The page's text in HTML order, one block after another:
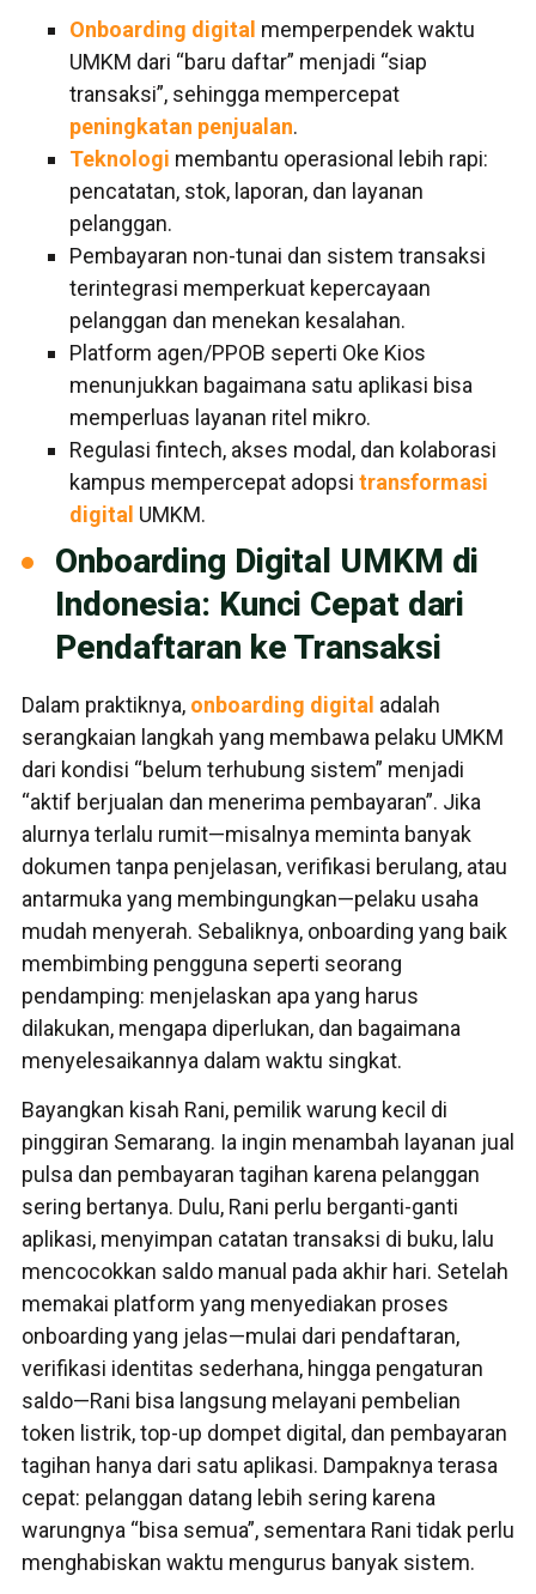
Onboarding digital memperpendek waktu
UMKM dari “baru daftar” menjadi “siap
transaksi”, sehingga mempercepat
peningkatan penjualan.
Teknologi membantu operasional lebih rapi:
pencatatan, stok, laporan, dan layanan
pelanggan.
Pembayaran non-tunai dan sistem transaksi
terintegrasi memperkuat kepercayaan
pelanggan dan menekan kesalahan.
Platform agen/PPOB seperti Oke Kios
menunjukkan bagaimana satu aplikasi bisa
memperluas layanan ritel mikro.
Regulasi fintech, akses modal, dan kolaborasi
kampus mempercepat adopsi transformasi
digital UMKM.
Onboarding Digital UMKM di
Indonesia: Kunci Cepat dari
Pendaftaran ke Transaksi
Dalam praktiknya, onboarding digital adalah
serangkaian langkah yang membawa pelaku UMKM
dari kondisi “belum terhubung sistem” menjadi
“aktif berjualan dan menerima pembayaran”. Jika
alurnya terlalu rumit—misalnya meminta banyak
dokumen tanpa penjelasan, verifikasi berulang, atau
antarmuka yang membingungkan—pelaku usaha
mudah menyerah. Sebaliknya, onboarding yang baik
membimbing pengguna seperti seorang
pendamping: menjelaskan apa yang harus
dilakukan, mengapa diperlukan, dan bagaimana
menyelesaikannya dalam waktu singkat.
Bayangkan kisah Rani, pemilik warung kecil di
pinggiran Semarang. Ia ingin menambah layanan jual
pulsa dan pembayaran tagihan karena pelanggan
sering bertanya. Dulu, Rani perlu berganti-ganti
aplikasi, menyimpan catatan transaksi di buku, lalu
mencocokkan saldo manual pada akhir hari. Setelah
memakai platform yang menyediakan proses
onboarding yang jelas—mulai dari pendaftaran,
verifikasi identitas sederhana, hingga pengaturan
saldo—Rani bisa langsung melayani pembelian
token listrik, top-up dompet digital, dan pembayaran
tagihan hanya dari satu aplikasi. Dampaknya terasa
cepat: pelanggan datang lebih sering karena
warungnya “bisa semua”, sementara Rani tidak perlu
menghabiskan waktu mengurus banyak sistem.